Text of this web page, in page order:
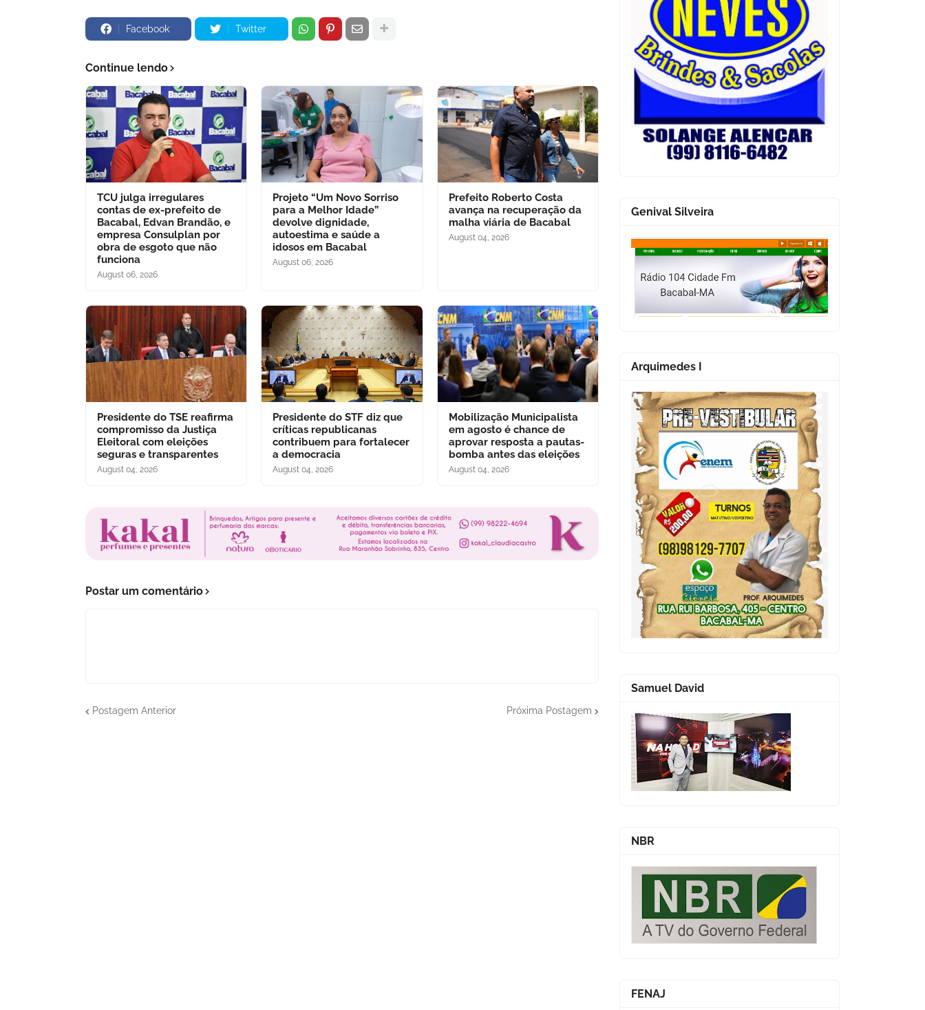
Facebook Twitter
Continue lendo
TCU julga irregulares
contas de ex-prefeito de
Bacabal, Edvan Brandão, e
empresa Consulplan por
obra de esgoto que não
funciona
August 06, 2026
Projeto “Um Novo Sorriso
para a Melhor Idade”
devolve dignidade,
autoestima e saúde a
idosos em Bacabal
August 06, 2026
Prefeito Roberto Costa
avança na recuperação da
malha viária de Bacabal
August 04, 2026
Presidente do TSE reafirma
compromisso da Justiça
Eleitoral com eleições
seguras e transparentes
August 04, 2026
Presidente do STF diz que
críticas republicanas
contribuem para fortalecer
a democracia
August 04, 2026
Mobilização Municipalista
em agosto é chance de
aprovar resposta a pautas-
bomba antes das eleições
August 04, 2026
Postar um comentário
Postagem Anterior Próxima Postagem
Genival Silveira
Arquimedes I
Samuel David
NBR
FENAJ